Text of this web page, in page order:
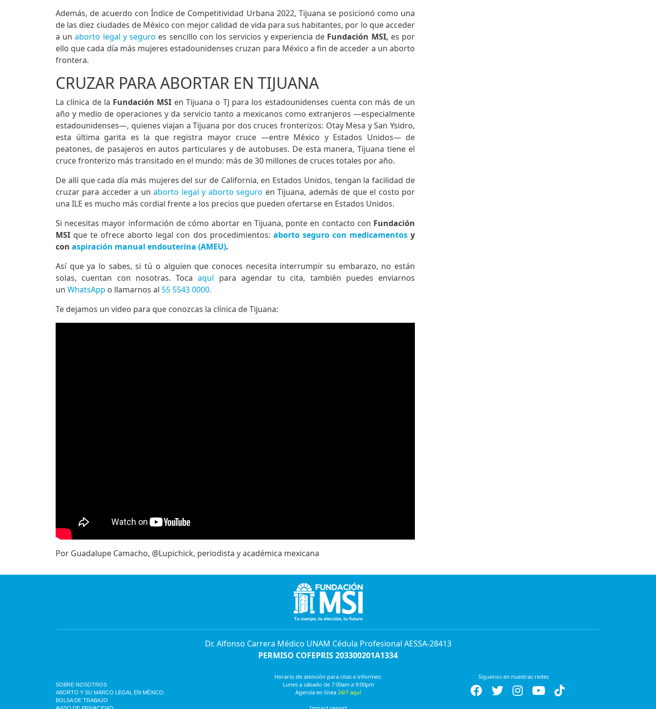
Además, de acuerdo con Índice de Competitividad Urbana 2022, Tijuana se posicionó como una
de las diez ciudades de México con mejor calidad de vida para sus habitantes, por lo que acceder
a unaborto legal y seguro es sencillo con los servicios y experiencia de Fundación MSI, es por
ello que cada día más mujeres estadounidenses cruzan para México a fin de acceder a un aborto
frontera.
CRUZAR PARA ABORTAR EN TIJUANA
La clínica de la Fundación MSI en Tijuana o TJ para los estadounidenses cuenta con más de un
año y medio de operaciones y da servicio tanto a mexicanos como extranjeros —especialmente
estadounidenses—, quienes viajan a Tijuana por dos cruces fronterizos: Otay Mesa y San Ysidro,
esta última garita es la que registra mayor cruce —entre México y Estados Unidos— de
peatones, de pasajeros en autos particulares y de autobuses. De esta manera, Tijuana tiene el
cruce fronterizo más transitado en el mundo: más de 30 millones de cruces totales por año.
De allí que cada día más mujeres del sur de California, en Estados Unidos, tengan la facilidad de
cruzar para acceder a un aborto legal y aborto seguro en Tijuana, además de que el costo por
una ILE es mucho más cordial frente a los precios que pueden ofertarse en Estados Unidos.
Si necesitas mayor información de cómo abortar en Tijuana, ponte en contacto con Fundación
MSI que te ofrece aborto legal con dos procedimientos: aborto seguro con medicamentosy
con aspiración manual endouterina (AMEU).
Así que ya lo sabes, si tú o alguien que conoces necesita interrumpir su embarazo, no están
solas, cuentan con nosotras. Tocaaquípara agendar tu cita, también puedes enviarnos
un WhatsApp o llamarnos al 55 5543 0000.
Te dejamos un video para que conozcas la clínica de Tijuana:
Por Guadalupe Camacho, @Lupichick, periodista y académica mexicana
Dr. Alfonso Carrera Médico UNAM Cédula Profesional AESSA-28413
PERMISO COFEPRIS 203300201A1334
SOBRE NOSOTROS
ABORTO Y SU MARCO LEGAL EN MÉXICO.
BOLSA DE TRABAJO
Horario de atención para citas e informes:
Lunes a sábado de 7:00am a 9:00pm
Agenda en línea 24/7 aquí
Síguenos en nuestras redes